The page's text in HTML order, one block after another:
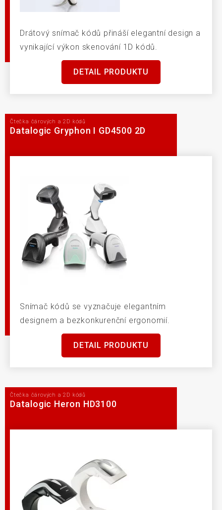
Drátový snímač kódů přináší elegantní design a
vynikající výkon skenování 1D kódů.
DETAIL PRODUKTU
Čtečka čárových a 2D kódů
Datalogic Gryphon I GD4500 2D
Snímač kódů se vyznačuje elegantním
designem a bezkonkurenční ergonomií.
DETAIL PRODUKTU
Čtečka čárových a 2D kódů
Datalogic Heron HD3100